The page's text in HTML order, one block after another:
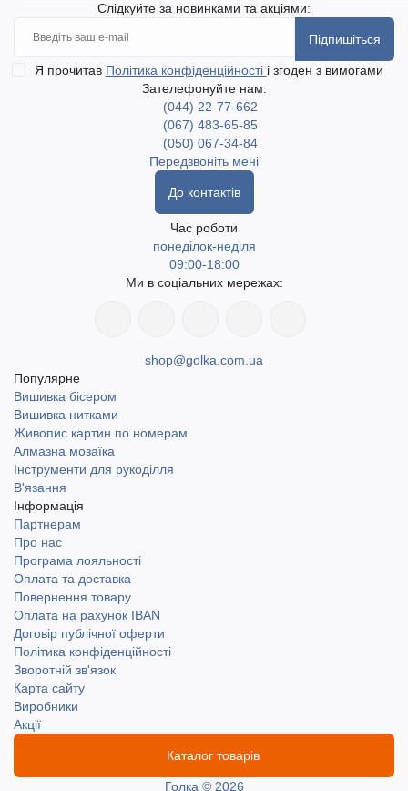
Слідкуйте за новинками та акціями:
Підпишіться
Я прочитав Політика конфіденційності і згоден з вимогами
Зателефонуйте нам:
(044) 22-77-662
(067) 483-65-85
(050) 067-34-84
Передзвоніть мені
До контактів
Час роботи
понеділок-неділя
09:00-18:00
Ми в соціальних мережах:
shop@golka.com.ua
Популярне
Вишивка бісером
Вишивка нитками
Живопис картин по номерам
Алмазна мозаїка
Інструменти для рукоділля
В'язання
Інформація
Партнерам
Про нас
Програма лояльності
Оплата та доставка
Повернення товару
Оплата на рахунок IBAN
Договір публічної оферти
Політика конфіденційності
Зворотній зв'язок
Карта сайту
Виробники
Акції
Каталог товарів
Голка © 2026